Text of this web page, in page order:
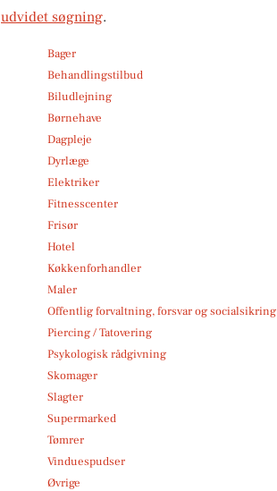
udvidet søgning.
Bager
Behandlingstilbud
Biludlejning
Børnehave
Dagpleje
Dyrlæge
Elektriker
Fitnesscenter
Frisør
Hotel
Køkkenforhandler
Maler
Offentlig forvaltning, forsvar og socialsikring
Piercing / Tatovering
Psykologisk rådgivning
Skomager
Slagter
Supermarked
Tømrer
Vinduespudser
Øvrige